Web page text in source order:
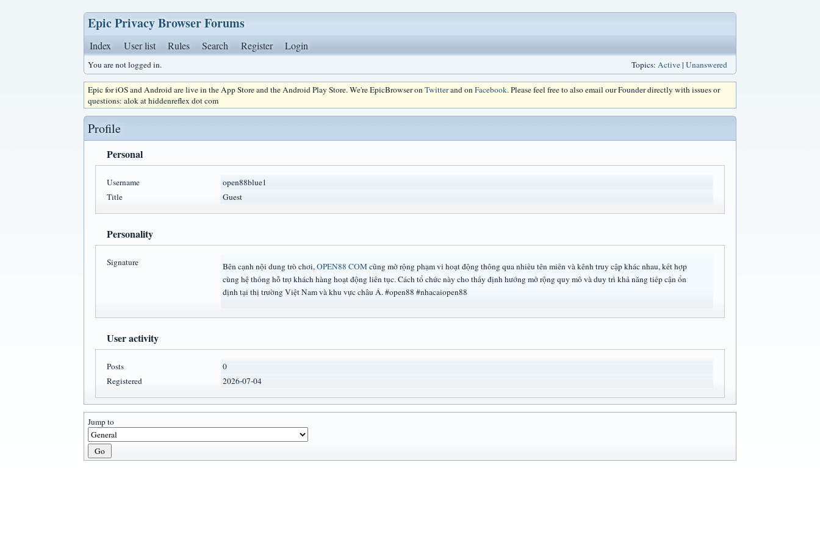
Epic Privacy Browser Forums
Index User list Rules Search Register Login
You are not logged in. Topics: Active| Unanswered
Epic for iOS and Android are live in the App Store and the Android Play Store. We're EpicBrowser onTwitterand onFacebook. Please feel free to also email our Founder directly with issues or
questions: alok at hiddenreflex dot com
Profile
Personal
Username
open88blue1
Title
Guest
Personality
Signature Bên cạnh nội dung trò chơi,OPEN88 COMcũng mở rộng phạm vi hoạt động thông qua nhiều tên miền và kênh truy cập khác nhau, kết hợp
cùng hệ thống hỗ trợ khách hàng hoạt động liên tục. Cách tổ chức này cho thấy định hướng mở rộng quy mô và duy trì khả năng tiếp cận ổn
định tại thị trường Việt Nam và khu vực châu Á. #open88 #nhacaiopen88
User activity
Posts
0
Registered
2026-07-04
Jump to